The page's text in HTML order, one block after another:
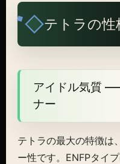
テトラの性
アイドル気質
ナー
テトラの最大の特徴は
ー性です。ENFPタイ